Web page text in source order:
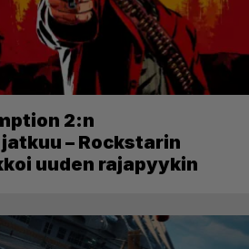
2:n
– Rockstarin
uuden rajapyykin